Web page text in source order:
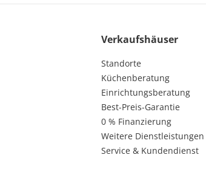
Verkaufshäuser
Standorte
Küchenberatung
Einrichtungsberatung
Best-Preis-Garantie
0 % Finanzierung
Weitere Dienstleistungen
Service & Kundendienst